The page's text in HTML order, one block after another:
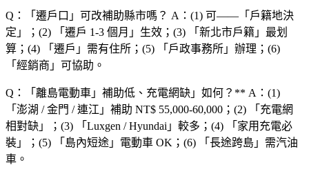
Q：「 遷戶口 」可改補助縣市嗎？ A：(1) 可——「 戶籍地決
定 」；(2) 「 遷戶 1-3 個月 」生效；(3) 「 新北市戶籍 」最划
算；(4) 「 遷戶 」需有住所；(5) 「 戶政事務所 」辦理；(6)
「 經銷商 」可協助。
Q：「 離島電動車 」補助低、充電網缺 」如何？** A：(1)
「 澎湖 / 金門 / 連江 」補助 NT$ 55,000-60,000；(2) 「 充電網
相對缺 」；(3) 「 Luxgen / Hyundai 」較多；(4) 「 家用充電必
裝 」；(5) 「 島內短途 」電動車 OK；(6) 「 長途跨島 」需汽油
車。